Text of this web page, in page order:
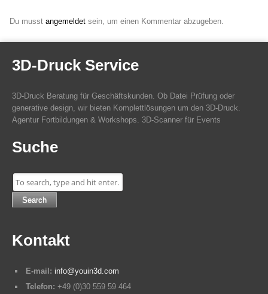
Du musst angemeldet sein, um einen Kommentar abzugeben.
3D-Druck Service
3D-Druck Beratung für Geschäftskunden. Ob Datei Prüfung oder
generative design, wir bieten Komplettlösungen um den 3D-Druck.
Agentur Fortbildungen & Workshops. 3D-Scanner für Events
Suche
Search
Kontakt
E-mail: info@youin3d.com
Telefon: +49 (0)30 559 59 464